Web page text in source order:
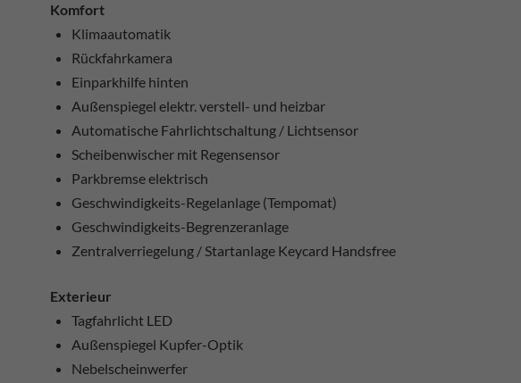
Komfort
Klimaautomatik
Rückfahrkamera
Einparkhilfe hinten
Außenspiegel elektr. verstell- und heizbar
Automatische Fahrlichtschaltung / Lichtsensor
Scheibenwischer mit Regensensor
Parkbremse elektrisch
Geschwindigkeits-Regelanlage (Tempomat)
Geschwindigkeits-Begrenzeranlage
Zentralverriegelung / Startanlage Keycard Handsfree
Exterieur
Tagfahrlicht LED
Außenspiegel Kupfer-Optik
Nebelscheinwerfer